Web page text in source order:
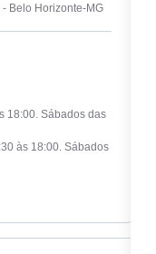
Belo Horizonte-MG
18:00. Sábados das
às 18:00. Sábados